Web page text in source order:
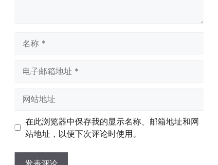
址
址
在此浏览器中保存我的显示名称、邮箱地址和网
站地址，以便下次评论时使用。